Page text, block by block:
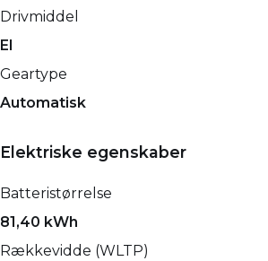
Drivmiddel
El
Geartype
Automatisk
Elektriske egenskaber
Batteristørrelse
81,40 kWh
Rækkevidde (WLTP)